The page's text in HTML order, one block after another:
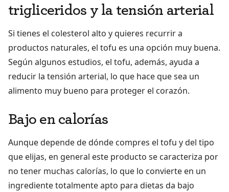
trigliceridos y la tensión arterial
Si tienes el colesterol alto y quieres recurrir a
productos naturales, el tofu es una opción muy buena.
Según algunos estudios, el tofu, además, ayuda a
reducir la tensión arterial, lo que hace que sea un
alimento muy bueno para proteger el corazón.
Bajo en calorías
Aunque depende de dónde compres el tofu y del tipo
que elijas, en general este producto se caracteriza por
no tener muchas calorías, lo que lo convierte en un
ingrediente totalmente apto para dietas da bajo